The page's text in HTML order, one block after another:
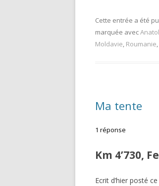
Cette entrée a été
marquée avec
Moldavie, Roumanie,
Ma tente
1 réponse
Km 4’730,
Ecrit d’hier posté